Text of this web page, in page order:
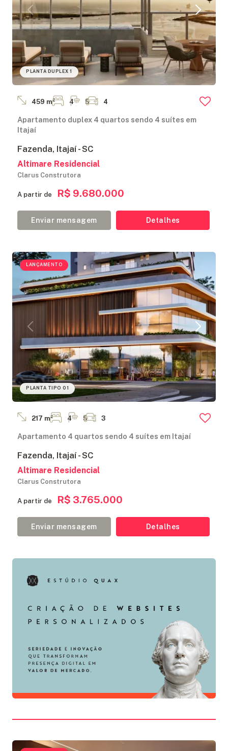
PLANTA DUPLEX 1
459 m² 4 5 4
Apartamento duplex 4 quartos sendo 4 suítes em
Itajaí
Fazenda, Itajaí - SC
Altimare Residencial
Clarus Construtora
A partir de R$ 9.680.000
Enviar mensagem Detalhes
LANÇAMENTO
PLANTA TIPO 01
217 m² 4 5 3
Apartamento 4 quartos sendo 4 suítes em Itajaí
Fazenda, Itajaí - SC
Altimare Residencial
Clarus Construtora
A partir de R$ 3.765.000
Enviar mensagem Detalhes